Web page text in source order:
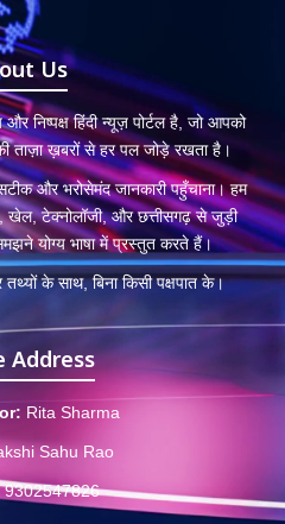
Us
निष्पक्ष हिंदी न्यूज़ पोर्टल है, जो आपको
ख़बरों से हर पल जोड़े रखता है।
और भरोसेमंद जानकारी पहुँचाना। हम
खेल, टेक्नोलॉजी, और छत्तीसगढ़ से जुड़ी
योग्य भाषा में प्रस्तुत करते हैं।
के साथ, बिना किसी पक्षपात के।
Address
Rita Sharma
Sahu Rao
9302547826